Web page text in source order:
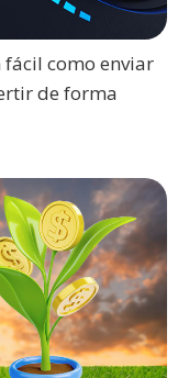
fácil como enviar
de forma